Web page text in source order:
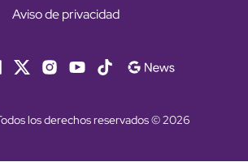
Aviso de privacidad
los derechos reservados © 2026